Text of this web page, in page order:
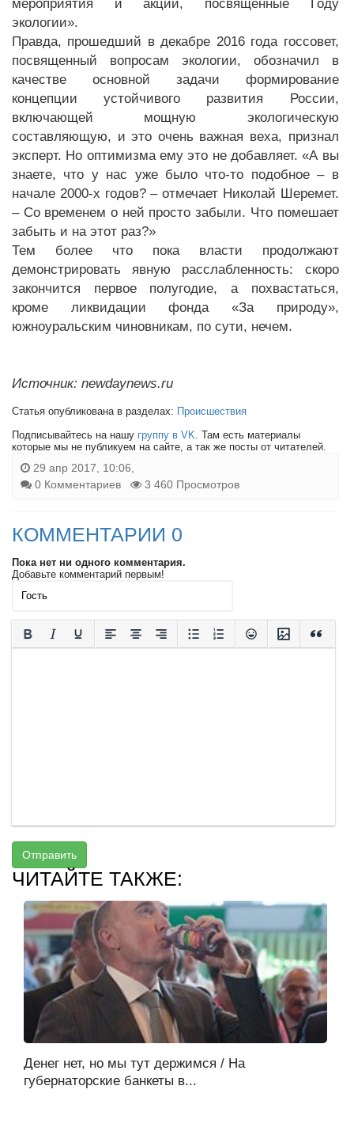
мероприятия и акции, посвященные Году
экологии».
Правда, прошедший в декабре 2016 года госсовет,
посвященный вопросам экологии, обозначил в
качестве основной задачи формирование
концепции устойчивого развития России,
включающей мощную экологическую
составляющую, и это очень важная веха, признал
эксперт. Но оптимизма ему это не добавляет. «А вы
знаете, что у нас уже было что-то подобное – в
начале 2000-х годов? – отмечает Николай Шеремет.
– Со временем о ней просто забыли. Что помешает
забыть и на этот раз?»
Тем более что пока власти продолжают
демонстрировать явную расслабленность: скоро
закончится первое полугодие, а похвастаться,
кроме ликвидации фонда «За природу»,
южноуральским чиновникам, по сути, нечем.
Источник: newdaynews.ru
Статья опубликована в разделах: Происшествия
Подписывайтесь на нашу группу в VK . Там есть материалы
которые мы не публикуем на сайте, а так же посты от читателей.
29 апр 2017, 10:06,
0 Комментариев
3 460 Просмотров
КОММЕНТАРИИ 0
Пока нет ни одного комментария.
Добавьте комментарий первым!
Отправить
ЧИТАЙТЕ ТАКЖЕ:
Денег нет, но мы тут держимся / На
губернаторские банкеты в...